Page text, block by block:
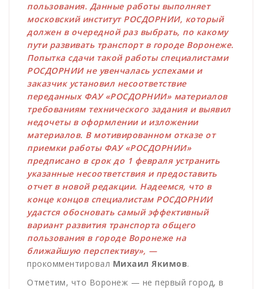
пользования. Данные работы выполняет
московский институт РОСДОРНИИ, который
должен в очередной раз выбрать, по какому
пути развивать транспорт в городе Воронеже.
Попытка сдачи такой работы специалистами
РОСДОРНИИ не увенчалась успехами и
заказчик установил несоответствие
переданных ФАУ «РОСДОРНИИ» материалов
требованиям технического задания и выявил
недочеты в оформлении и изложении
материалов. В мотивированном отказе от
приемки работы ФАУ «РОСДОРНИИ»
предписано в срок до 1 февраля устранить
указанные несоответствия и предоставить
отчет в новой редакции. Надеемся, что в
конце концов специалистам РОСДОРНИИ
удастся обосновать самый эффективный
вариант развития транспорта общего
пользования в городе Воронеже на
ближайшую перспективу», —
прокомментировал Михаил Якимов.
Отметим, что Воронеж — не первый город, в